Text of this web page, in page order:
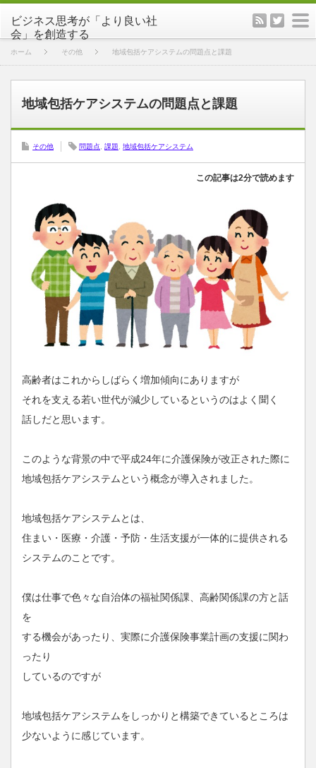
rss twitter
ホーム その他 地域包括ケアシステムの問題点と課題
地域包括ケアシステムの問題点と課題
その他 問題点 課題 地域包括ケアシステム
この記事は2分で読めます
高齢者はこれからしばらく増加傾向にありますが
それを支える若い世代が減少しているというのはよく聞く
話しだと思います。
このような背景の中で平成24年に介護保険が改正された際に
地域包括ケアシステムという概念が導入されました。
地域包括ケアシステムとは、
住まい・医療・介護・予防・生活支援が一体的に提供される
システムのことです。
僕は仕事で色々な自治体の福祉関係課、高齢関係課の方と話
を
する機会があったり、実際に介護保険事業計画の支援に関わ
ったり
しているのですが
地域包括ケアシステムをしっかりと構築できているところは
少ないように感じています。